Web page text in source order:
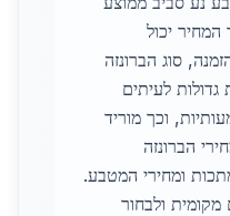
המחיר יכול
סוג הברונזה
לעיתים
וכך מוריד
הברונזה
ומחירי המטבע.
ולבחור